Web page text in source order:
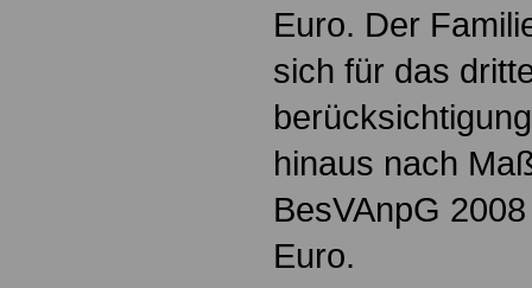
Euro. Der
sich für das
hinaus nach
BesVAnpG
Euro.